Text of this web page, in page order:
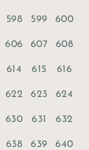
598 599 600
606 607 608
614 615 616
622 623 624
630 631 632
638 639 640